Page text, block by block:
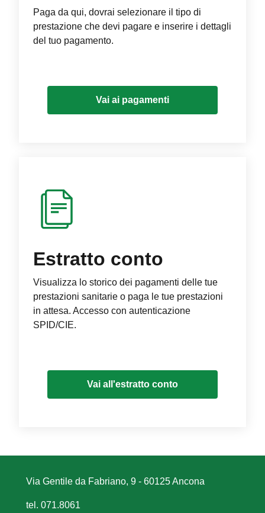
Paga da qui, dovrai selezionare il tipo di
prestazione che devi pagare e inserire i dettagli
del tuo pagamento.
Vai ai pagamenti
Estratto conto
Visualizza lo storico dei pagamenti delle tue
prestazioni sanitarie o paga le tue prestazioni
in attesa. Accesso con autenticazione
SPID/CIE.
Vai all'estratto conto
Via Gentile da Fabriano, 9 - 60125 Ancona
tel. 071.8061